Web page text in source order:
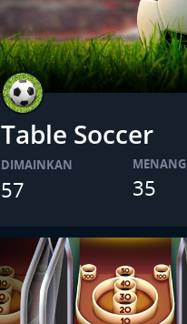
Table Soccer
DIMAINKAN
57
MENANG
35